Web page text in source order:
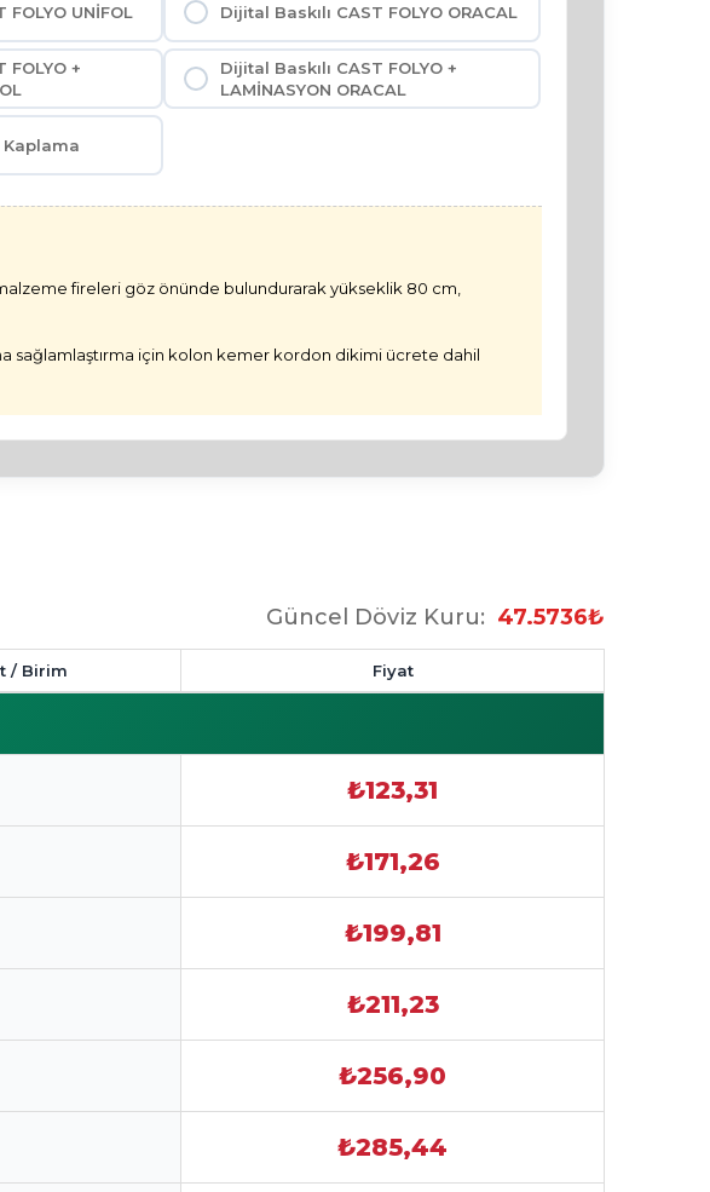
FOLYO UNİFOL Dijital Baskılı CAST FOLYO ORACAL
FOLYO +
Dijital Baskılı CAST FOLYO +
LAMİNASYON ORACAL
Kaplama
fireleri göz önünde bulundurarak yükseklik 80 cm,
sağlamlaştırma için kolon kemer kordon dikimi ücrete dahil
Güncel Döviz Kuru: 47.5736₺
/ Birim Fiyat
₺123,31
₺171,26
₺199,81
₺211,23
₺256,90
₺285,44